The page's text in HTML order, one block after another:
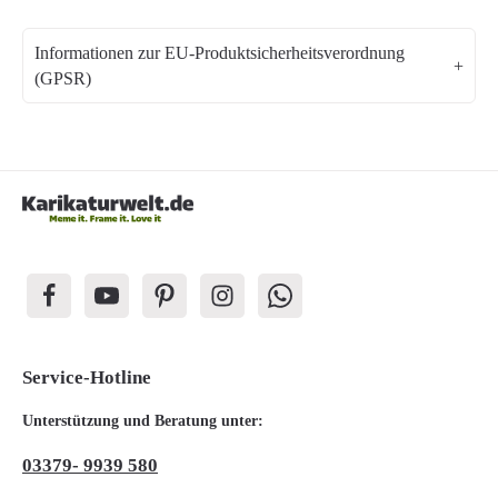
Informationen zur EU-Produktsicherheitsverordnung
(GPSR)
Service-Hotline
Unterstützung und Beratung unter:
03379- 9939 580